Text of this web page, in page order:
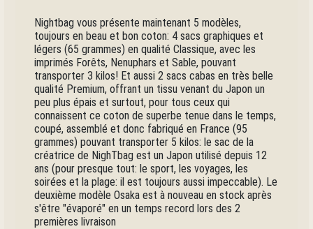
Nightbag vous présente maintenant 5 modèles,
toujours en beau et bon coton: 4 sacs graphiques et
légers (65 grammes) en qualité Classique, avec les
imprimés Forêts, Nenuphars et Sable, pouvant
transporter 3 kilos! Et aussi 2 sacs cabas en très belle
qualité Premium, offrant un tissu venant du Japon un
peu plus épais et surtout, pour tous ceux qui
connaissent ce coton de superbe tenue dans le temps,
coupé, assemblé et donc fabriqué en France (95
grammes) pouvant transporter 5 kilos: le sac de la
créatrice de NighTbag est un Japon utilisé depuis 12
ans (pour presque tout: le sport, les voyages, les
soirées et la plage: il est toujours aussi impeccable). Le
deuxième modèle Osaka est à nouveau en stock après
s'être "évaporé" en un temps record lors des 2
premières livraison